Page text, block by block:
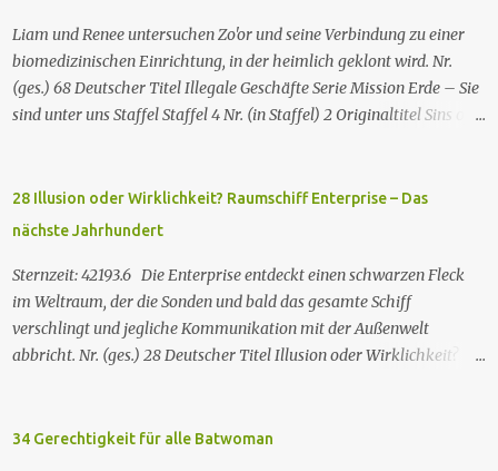
Liam und Renee untersuchen Zo'or und seine Verbindung zu einer
biomedizinischen Einrichtung, in der heimlich geklont wird. Nr.
(ges.) 68 Deutscher Titel Illegale Geschäfte Serie Mission Erde – Sie
sind unter uns Staffel Staffel 4 Nr. (in Staffel) 2 Original­titel Sins of
25. Sep. 2001 Es kommt eine außerirdische Rasse, die Taelons oder
Gefährten genannt wird, auf die Erde. Sie bieten den Menschen auf
Hungersnöte eindämmen, Umweltprobleme lösen und Konflikte
beenden können. Im Gegenzug verlangen sie, dass man sie auf der
Erde leben lässt. Doch eine Gruppe von Erdlingen, die an der
Freundlichkeit der Taelons zweifelt, organisiert eine
verstehen nach und nach, dass jede Spezies die...
28 Illusion oder Wirklichkeit? Raumschiff Enterprise – Das
nächste Jahrhundert
Sternzeit: 42193.6 Die Enterprise entdeckt einen schwarzen Fleck
im Weltraum, der die Sonden und bald das gesamte Schiff
verschlingt und jegliche Kommunikation mit der Außenwelt
abbricht. Nr. (ges.) 28 Deutscher Titel Illusion oder Wirklichkeit?
Winrich Kolbe Buch Jack B. Sowards Erstaus­strahlung USA 26. Nov.
34 Gerechtigkeit für alle Batwoman